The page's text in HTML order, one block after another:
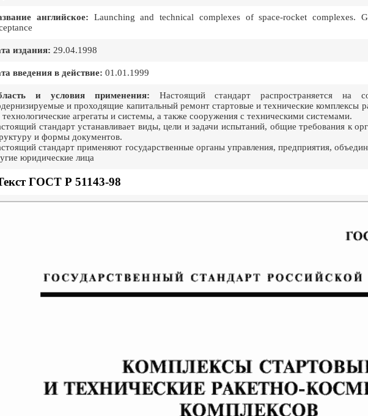
английское: Launching and technical complexes of space-rocket complexes.
издания: 29.04.1998
введения в действие: 01.01.1999
и условия применения: Настоящий стандарт распространяется на
и проходящие капитальный ремонт стартовые и технические комплексы
технологические агрегаты и системы, а также сооружения с техническими системами.
стандарт устанавливает виды, цели и задачи испытаний, общие требования к
и формы документов.
стандарт применяют государственные органы управления, предприятия,
юридические лица
ГОСТ Р 51143-98